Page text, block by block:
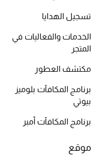
أبرز الحقائب
تسوقوا الحقائب
الموسم الجديد
تسجيل الهدايا
الخدمات والفعاليات في
المتجر
مكتشف العطور
برنامج المكافآت بلوميز
بيوتي
برنامج المكافآت أمبر
موقع